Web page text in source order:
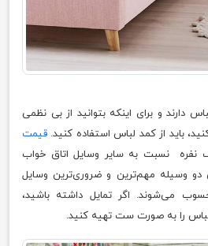
دارند و برای اینکه بتوانید از بی نظمی
باید از کمد لباس استفاده کنید. قیمت
نسبت به سایر وسایل اتاق خواب
دو وسیله مهم‌ترین و ضروری‌ترین وسایل
می‌شوند. اگر تمایل داشته باشید،
را به صورت ست تهیه کنید.